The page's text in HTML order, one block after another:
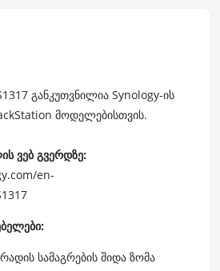
განკუთვნილია Synology-ის
მოდელებისთვის.
ვებ გვერდზე:
en-
სამაგრების შიდა ზომა